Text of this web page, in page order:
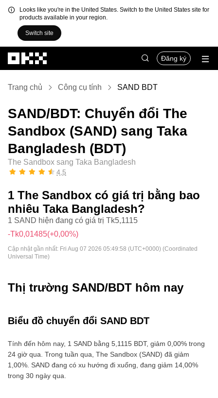
Looks like you're in the United States. Switch to the United States site for
products available in your region.
Switch site
Đăng ký
Trang chủ Công cụ tính SAND BDT
SAND/BDT: Chuyển đổi The
Sandbox (SAND) sang Taka
Bangladesh (BDT)
The Sandbox sang Taka Bangladesh
4,5
1 The Sandbox có giá trị bằng bao
nhiêu Taka Bangladesh?
1 SAND hiện đang có giá trị Tk5,1115
-Tk0,01485(+0,00%)
Cập nhật gần nhất: Fri Aug 07 2026 05:49:58 (UTC+0000) (Coordinated
Universal Time)
Thị trường SAND/BDT hôm nay
Biểu đồ chuyển đổi SAND BDT
Tính đến hôm nay, 1 SAND bằng 5,1115 BDT, giảm 0,00% trong
24 giờ qua. Trong tuần qua, The Sandbox (SAND) đã giảm
1,00%. SAND đang có xu hướng đi xuống, đang giảm 14,00%
trong 30 ngày qua.